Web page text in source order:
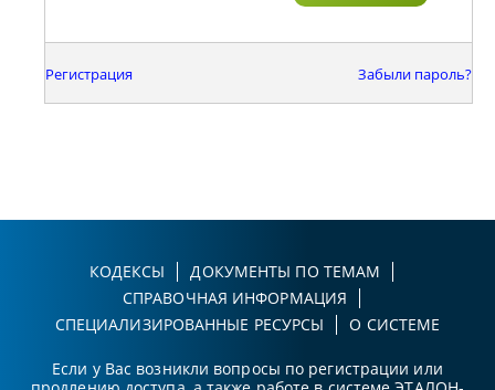
Регистрация Забыли пароль?
КОДЕКСЫ
ДОКУМЕНТЫ ПО ТЕМАМ
СПРАВОЧНАЯ ИНФОРМАЦИЯ
СПЕЦИАЛИЗИРОВАННЫЕ РЕСУРСЫ
О СИСТЕМЕ
Если у Вас возникли вопросы по регистрации или